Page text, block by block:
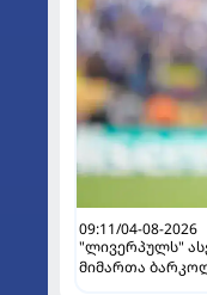
09:11/04-08-2026
"ლივერპულს"
მიმართა